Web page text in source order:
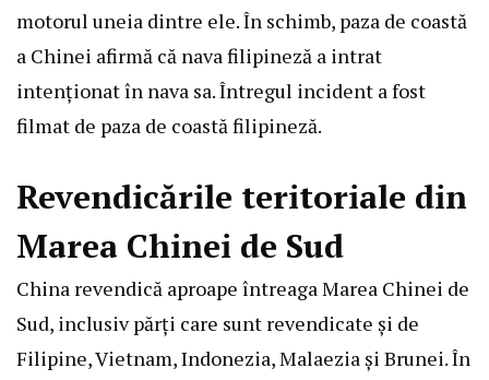
motorul uneia dintre ele. În schimb, paza de coastă
a Chinei afirmă că nava filipineză a intrat
intenționat în nava sa. Întregul incident a fost
filmat de paza de coastă filipineză.
Revendicările teritoriale din
Marea Chinei de Sud
China revendică aproape întreaga Marea Chinei de
Sud, inclusiv părți care sunt revendicate și de
Filipine, Vietnam, Indonezia, Malaezia și Brunei. În